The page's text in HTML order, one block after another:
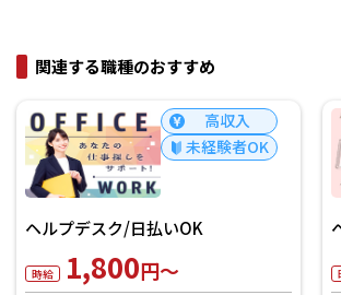
関連する職種のおすすめ
高収入
未経験者OK
ヘルプデスク/日払いOK
時給 1,800円～